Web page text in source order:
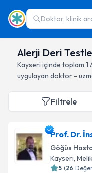
Doktor, klinik
Alerji Deri
Kayseri içinde toplam 1
uygulayan doktor -
Filtrele
Prof. Dr.
Göğüs
Kayseri,
5 (26